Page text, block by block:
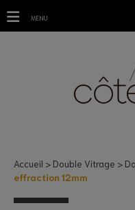
Accueil Double Vitrage
effraction 12mm
MENU